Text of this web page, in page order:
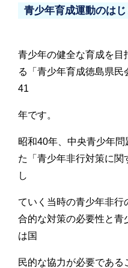
青少年育成運動のはじ
青少年の健全な育成を目
る「青少年育成徳島県
41
年です。
昭和40年、中央青少年
た「青少年非行対策に関
し
ていく当時の青少年非行
合的な対策の必要性と青
は国
民的な協力が必要である